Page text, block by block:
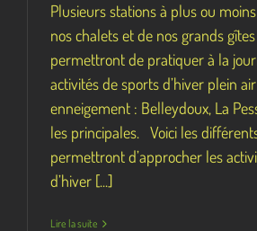
Plusieurs stations à plus ou
nos chalets et de nos grands
permettront de pratiquer à la
activités de sports d’hiver plein
enneigement : Belleydoux, La
les principales. Voici les
permettront d’approcher les
d’hiver [...]
Lire la suite